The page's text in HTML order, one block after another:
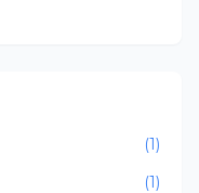
(1)
(1)